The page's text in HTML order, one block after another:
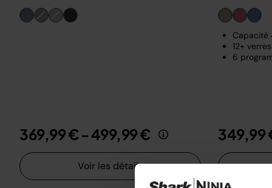
369,99 € - 499,99 €
Voir les détails
Capacité
12+
6
349,99